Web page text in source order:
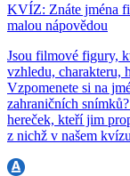
KVÍZ: Znáte jména
malou nápovědou
Jsou filmové figury,
vzhledu, charakteru,
Vzpomenete si na
zahraničních
hereček, kteří jim
z nichž v našem